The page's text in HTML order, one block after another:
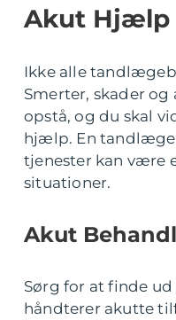
Akut Hjælp
Ikke alle
Smerter, skader
opstå, og du skal
hjælp. En
tjenester kan være
situationer.
Akut
Sørg for at finde
håndterer akutte